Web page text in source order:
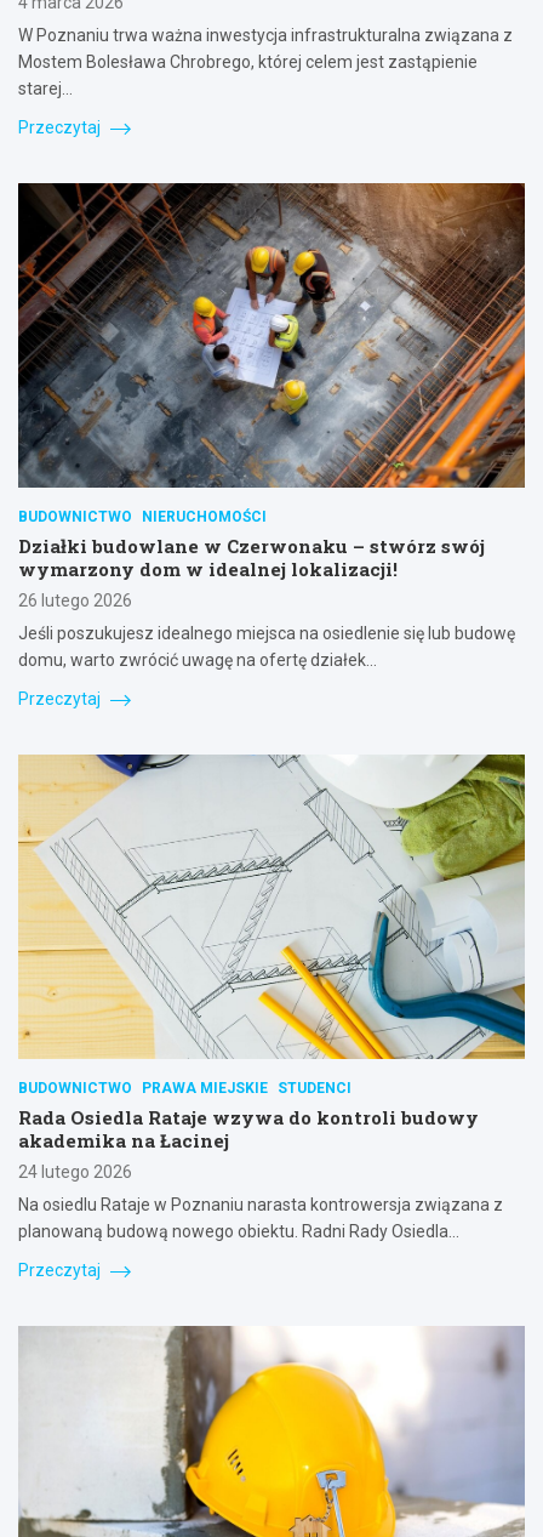
W Poznaniu trwa ważna inwestycja infrastrukturalna związana z
Mostem Bolesława Chrobrego, której celem jest zastąpienie
starej…
Przeczytaj
BUDOWNICTWO NIERUCHOMOŚCI
Działki budowlane w Czerwonaku – stwórz swój
wymarzony dom w idealnej lokalizacji!
26 lutego 2026
Jeśli poszukujesz idealnego miejsca na osiedlenie się lub budowę
domu, warto zwrócić uwagę na ofertę działek…
Przeczytaj
BUDOWNICTWO PRAWA MIEJSKIE STUDENCI
Rada Osiedla Rataje wzywa do kontroli budowy
akademika na Łacinej
24 lutego 2026
Na osiedlu Rataje w Poznaniu narasta kontrowersja związana z
planowaną budową nowego obiektu. Radni Rady Osiedla…
Przeczytaj